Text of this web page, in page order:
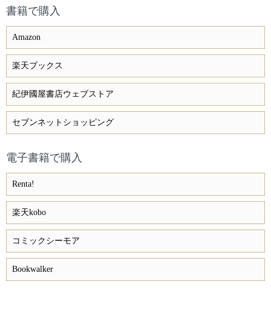
書籍で購入
Amazon
楽天ブックス
紀伊國屋書店ウェブストア
セブンネットショッピング
電子書籍で購入
Renta!
楽天kobo
コミックシーモア
Bookwalker